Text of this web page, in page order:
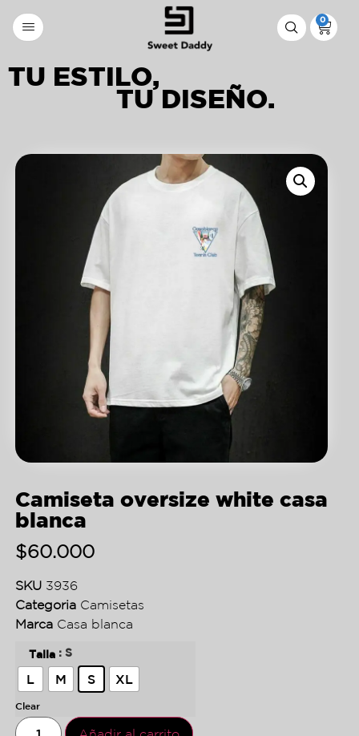
0
TU ESTILO,
TU DISEÑO.
Camiseta oversize white casa
blanca
$60.000
SKU 3936
Categoria Camisetas
Marca Casa blanca
Talla : S
L M S XL
Clear